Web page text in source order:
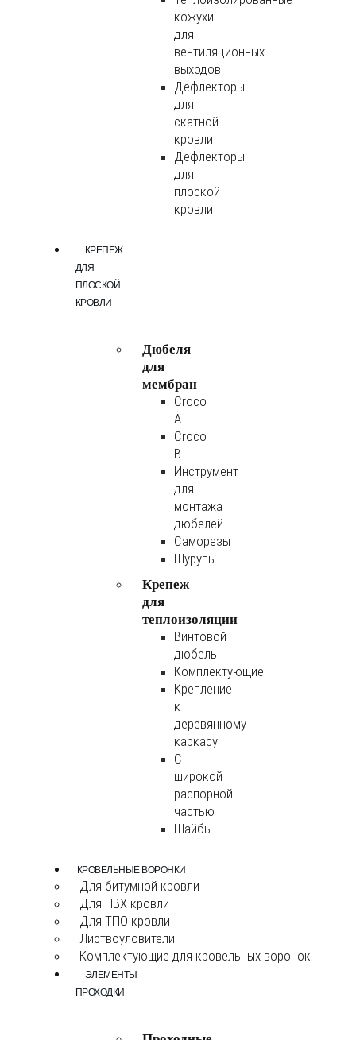
кожухи
для
вентиляционных
выходов
Дефлекторы
для
скатной
кровли
Дефлекторы
для
плоской
кровли
КРЕПЕЖ
ДЛЯ
ПЛОСКОЙ
КРОВЛИ
Дюбеля
для
мембран
Croco
A
Croco
B
Инструмент
для
монтажа
дюбелей
Саморезы
Шурупы
Крепеж
для
теплоизоляции
Винтовой
дюбель
Комплектующие
Крепление
к
деревянному
каркасу
С
широкой
распорной
частью
Шайбы
КРОВЕЛЬНЫЕ ВОРОНКИ
Для битумной кровли
Для ПВХ кровли
Для ТПО кровли
Листвоуловители
Комплектующие для кровельных воронок
ЭЛЕМЕНТЫ
ПРОХОДКИ